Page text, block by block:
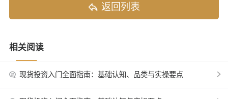
返回列表
相关阅读
现货投资入门全面指南：基础认知、品类与实操要点